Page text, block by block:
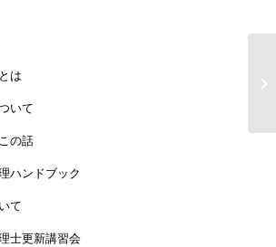
は
いて
の話
ハンドブック
て
士更新講習会